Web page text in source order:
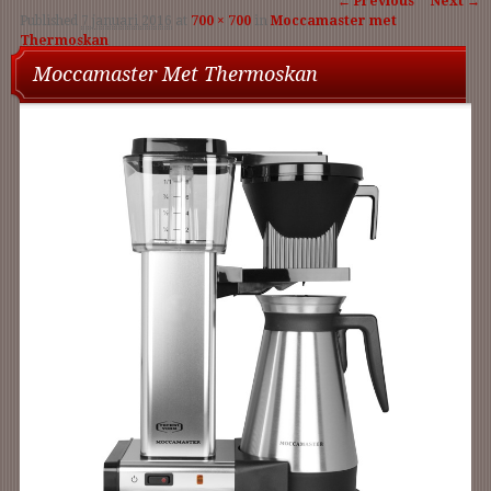
navigation
Moccamaster Met Thermoskan
Published 7 januari 2016 at 700 × 700 in Moccamaster met
Thermoskan